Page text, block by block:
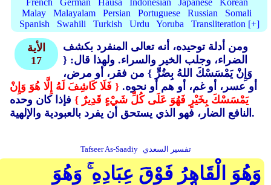
French German Hausa Indonesian Japanese
Korean
Malay
Malayalam Persian Portuguese Russian
Somali
Spanish
Swahili Turkish Urdu Yoruba Transliteration [+]
الأية
17
ومن أدلة توحيده، أنه تعالى المنفرد بكشف
الضراء، وجلب الخير والسراء. ولهذا قال: {
وَإِنْ يَمْسَسْكَ اللهُ بِضُرٍّ } من فقر، أو مرض،
أو عسر، أو غم، أو هم أو نحوه. { فَلَا كَاشِفَ لَهُ إِلَّا هُوَ وَإِنْ
يَمْسَسْكَ بِخَيْرٍ فَهُوَ عَلَى كُلِّ شَيْءٍ قَدِيرٌ } فإذا كان وحده
النافع الضار، فهو الذي يستحق أن يفرد بالعبودية والإلهية.
Tafseer As-Saadiy تفسير السعدي
وَهُوَ الْقَاهِرُ فَوْقَ عِبَادِهِ ۚ وَهُوَ